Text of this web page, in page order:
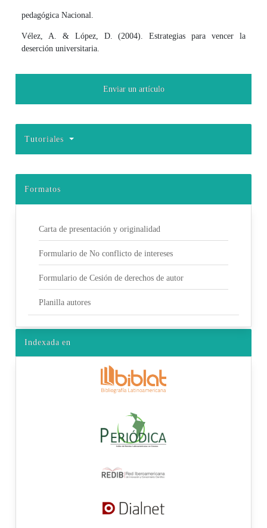
pedagógica Nacional.
Vélez, A. & López, D. (2004). Estrategias para vencer la
deserción universitaria.
Enviar un artículo
Tutoriales
Formatos
Carta de presentación y originalidad
Formulario de No conflicto de intereses
Formulario de Cesión de derechos de autor
Planilla autores
Indexada en